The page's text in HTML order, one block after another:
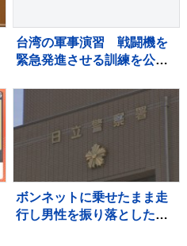
台湾の軍事演習 戦闘機を
緊急発進させる訓練を公
ボンネットに乗せたまま走
行し男性を振り落とした疑